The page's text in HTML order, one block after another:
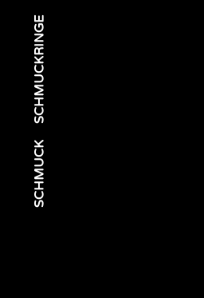
SCHMUCK
SCHMUCKRINGE